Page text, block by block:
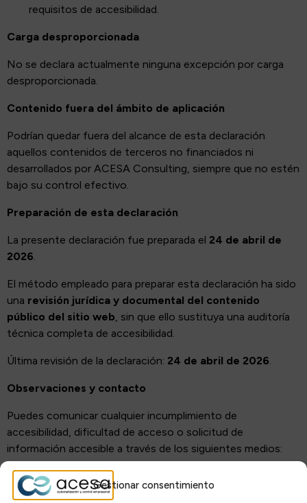
Gestionar consentimiento
requisitos de accesibilidad.
Carga desproporcionada
No se declara actualmente ninguna excepción por carga
desproporcionada.
Contenido fuera del ámbito de aplicación
Podrían quedar fuera del alcance de esta declaración
aquellos contenidos de terceros no financiados ni
desarrollados por ACESA Consulting, siempre que no estén
bajo su control efectivo.
Preparación de esta declaración
La presente declaración fue preparada el 24 de abril de
2026.
El método empleado para preparar esta declaración ha sido
una revisión jurídica y documental del contenido
público del sitio web, sin que ello sustituya una auditoría
técnica completa de accesibilidad.
Última revisión de la declaración: 24 de abril de 2026.
Observaciones y contacto
Puedes comunicar cualquier incumplimiento de
accesibilidad, dificultad de acceso o solicitud de
información accesible a través de los siguientes medios:
Automatización y Control Empresarial S.A. / ACESA
Consulting